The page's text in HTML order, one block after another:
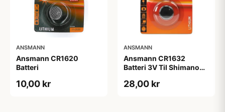
ANSMANN
Ansmann CR1620
Batteri
10,00 kr
ANSMANN
Ansmann CR1632
Batteri 3V Til Shimano
28,00 kr